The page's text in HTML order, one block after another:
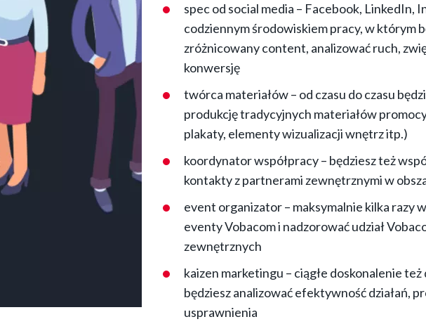
spec od social media – Facebook, LinkedIn,
codziennym środowiskiem pracy, w którym
zróżnicowany content, analizować ruch,
konwersję
twórca materiałów – od czasu do czasu
produkcję tradycyjnych materiałów
plakaty, elementy wizualizacji wnętrz itp.)
koordynator współpracy – będziesz też
kontakty z partnerami zewnętrznymi w
event organizator – maksymalnie kilka razy
eventy Vobacom i nadzorować udział
zewnętrznych
kaizen marketingu – ciągłe doskonalenie
będziesz analizować efektywność działań,
usprawnienia